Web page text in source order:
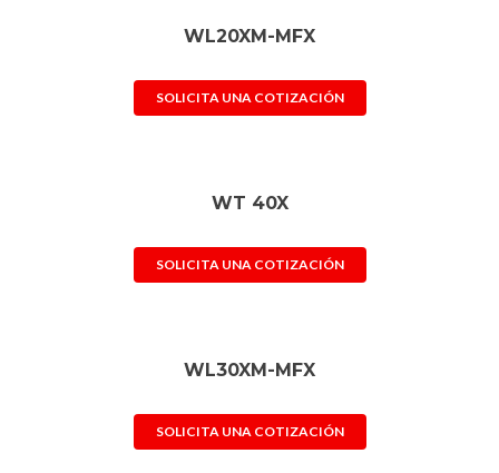
WL20XM-MFX
SOLICITA UNA COTIZACIÓN
WT 40X
SOLICITA UNA COTIZACIÓN
WL30XM-MFX
SOLICITA UNA COTIZACIÓN